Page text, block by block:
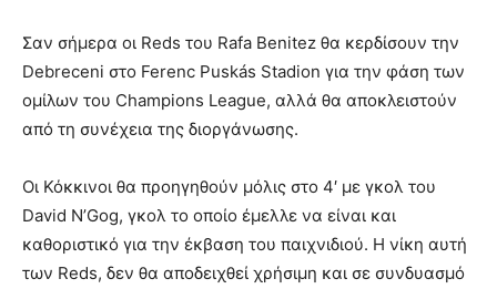
Σαν σήμερα οι Reds του Rafa Benitez θα κερδίσουν την
Debreceni στο Ferenc Puskás Stadion για την φάση των
ομίλων του Champions League, αλλά θα αποκλειστούν
από τη συνέχεια της διοργάνωσης.
Οι Κόκκινοι θα προηγηθούν μόλις στο 4′ με γκολ του
David N’Gog, γκολ το οποίο έμελλε να είναι και
καθοριστικό για την έκβαση του παιχνιδιού. Η νίκη αυτή
των Reds, δεν θα αποδειχθεί χρήσιμη και σε συνδυασμό